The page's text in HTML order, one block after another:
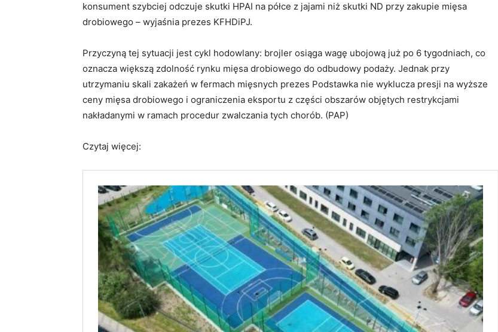
konsument szybciej odczuje skutki HPAI na półce z jajami niż skutki ND przy zakupie mięsa
drobiowego – wyjaśnia prezes KFHDiPJ.
Przyczyną tej sytuacji jest cykl hodowlany: brojler osiąga wagę ubojową już po 6 tygodniach, co
oznacza większą zdolność rynku mięsa drobiowego do odbudowy podaży. Jednak przy
utrzymaniu skali zakażeń w fermach mięsnych prezes Podstawka nie wyklucza presji na wyższe
ceny mięsa drobiowego i ograniczenia eksportu z części obszarów objętych restrykcjami
nakładanymi w ramach procedur zwalczania tych chorób. (PAP)
Czytaj więcej: